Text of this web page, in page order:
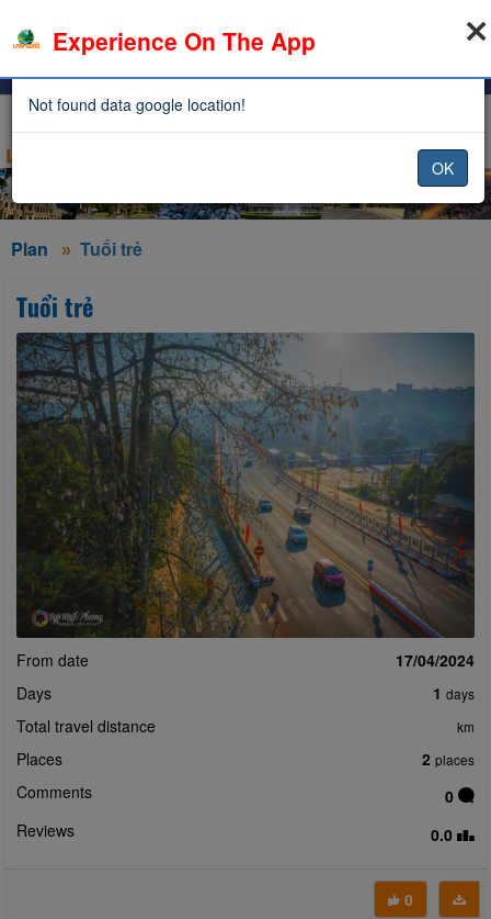
07-08-2026, 06:33:19
Sign in
Plan Tuổi trẻ
Tuổi trẻ
From date
17/04/2024
Days
1 days
Total travel distance km
Places 2 places
Comments
0
Reviews
0.0
0
Experience On The App ×
Infomation
Not found data google location!
OK